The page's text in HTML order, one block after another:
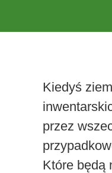
Kiedyś
przez
Które będą